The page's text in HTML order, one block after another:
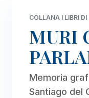
COLLANA I LIBRI DI
MURI
Memoria
Santiago del